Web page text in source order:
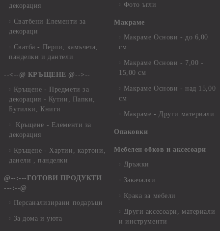
декорация
Сватбени Елементи за
декораци
Сватба - Перли, камъчета,
панделки и дантели
--<--@ КРЪЩЕНЕ @-->--
Кръщене - Предмети за
декорация - Кутии, Папки,
Бутилки, Книги
Кръщене - Елементи за
декорация
Кръщене - Хартии, картони,
данели , панделки
@--:---ГОТОВИ ПРОДУКТИ
---:--@
Персанализирани подаръци
За дома и уюта
Фото ъгли
Макраме
Макраме Основи - до 6,00
см
Макраме Основи - 7,00 -
15,00 см
Макраме Основи - над 15,00
см
Макраме - Други материали
Опаковки
Мебелен обков и аксесоари
Дръжки
Закачалки
Крака за мебели
Други аксесоари, материали
и инструменти